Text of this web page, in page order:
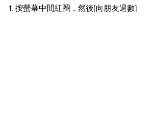
1. 按螢幕中間紅圈，然後[向朋友過數]